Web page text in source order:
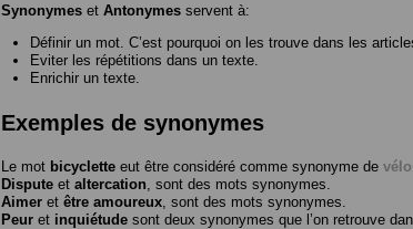
Synonymes et Antonymes servent à:
Définir un mot. C’est pourquoi on les trouve dans les
Eviter les répétitions dans un texte.
Enrichir un texte.
Exemples de synonymes
Le mot bicyclette eut être considéré comme synonyme de vélo
Dispute et altercation , sont des mots synonymes.
Aimer et être amoureux , sont des mots synonymes.
Peur et inquiétude sont deux synonymes que l’on retrouve